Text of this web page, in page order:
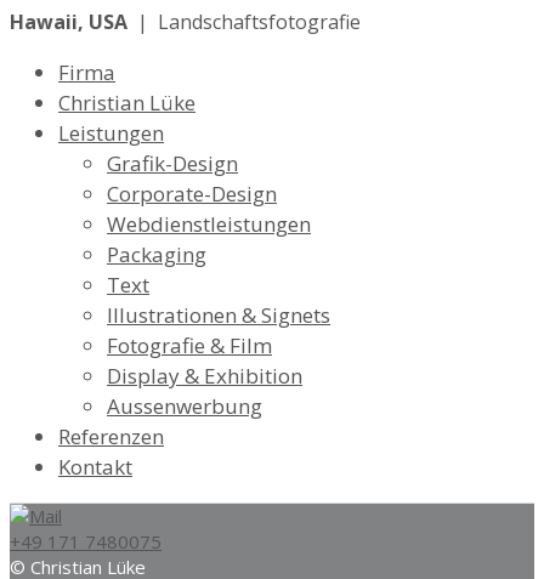
Hawaii, USA | Landschaftsfotografie
Firma
Christian Lüke
Leistungen
Grafik-Design
Corporate-Design
Webdienstleistungen
Packaging
Text
Illustrationen & Signets
Fotografie & Film
Display & Exhibition
Aussenwerbung
Referenzen
Kontakt
+49 171 7480075
© Christian Lüke